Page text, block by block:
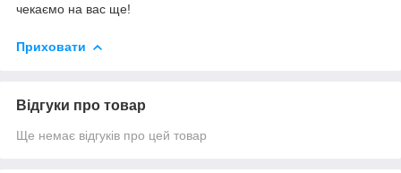
чекаємо на вас ще!
Приховати
Відгуки про товар
Ще немає відгуків про цей товар